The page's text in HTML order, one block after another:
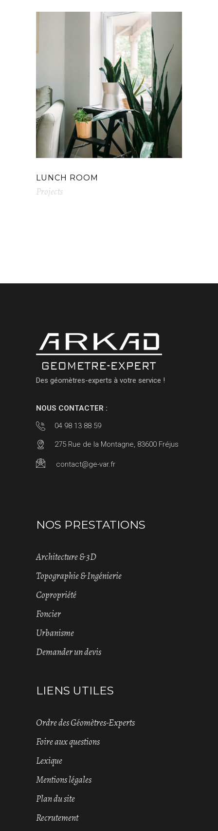
LUNCH ROOM
Projects
Des géomètres-experts à votre service !
NOUS CONTACTER :
04 98 13 88 59
275 Rue de la Montagne, 83600 Fréjus
contact@ge-var.fr
NOS PRESTATIONS
Architecture & 3D
Topographie & Ingénierie
Copropriété
Foncier
Urbanisme
Demander un devis
LIENS UTILES
Ordre des Géomètres-Experts
Foire aux questions
Lexique
Mentions légales
Plan du site
Recrutement